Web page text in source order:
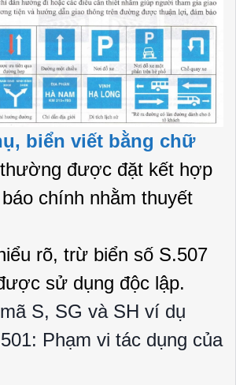
biển viết bằng chữ
được đặt kết hợp
chính nhằm thuyết
rõ, trừ biển số S.507
sử dụng độc lập.
S, SG và SH ví dụ
Phạm vi tác dụng của